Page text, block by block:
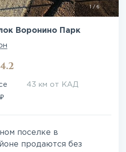
1/6
Воронино Парк
4.2
43 км от КАД
₽
поселке в
продаются без